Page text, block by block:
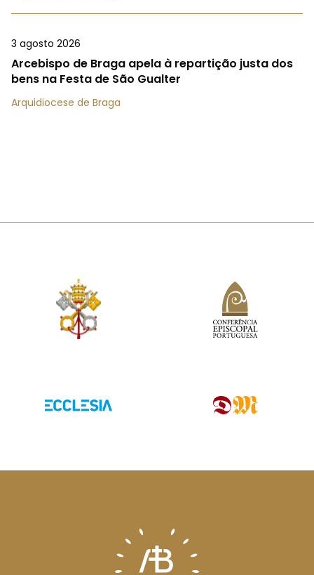
3 agosto 2026
Arcebispo de Braga apela à repartição justa dos
bens na Festa de São Gualter
Arquidiocese de Braga